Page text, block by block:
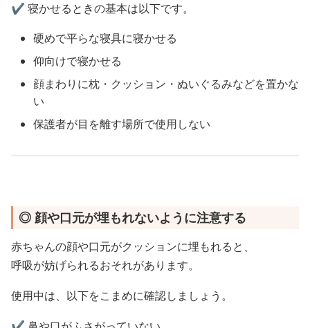
✔️ 寝かせるときの基本は以下です。
硬めで平らな寝具に寝かせる
仰向けで寝かせる
顔まわりに枕・クッション・ぬいぐるみなどを置かな
い
保護者が目を離す場所で使用しない
◎ 顔や口元が埋もれないように注意する
赤ちゃんの顔や口元がクッションに埋もれると、
呼吸が妨げられるおそれがあります。
使用中は、以下をこまめに確認しましょう。